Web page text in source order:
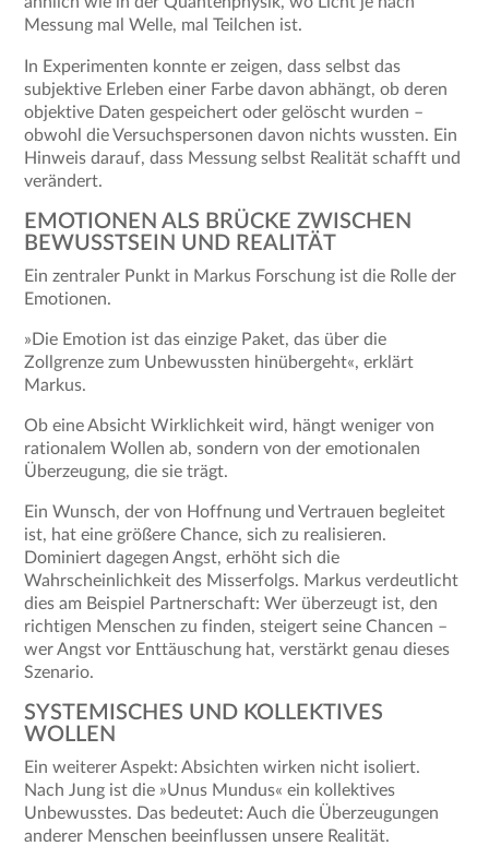
Messung mal Welle, mal Teilchen ist.
In Experimenten konnte er zeigen, dass selbst das
subjektive Erleben einer Farbe davon abhängt, ob deren
objektive Daten gespeichert oder gelöscht wurden –
obwohl die Versuchspersonen davon nichts wussten. Ein
Hinweis darauf, dass Messung selbst Realität schafft und
verändert.
EMOTIONEN ALS BRÜCKE ZWISCHEN
BEWUSSTSEIN UND REALITÄT
Ein zentraler Punkt in Markus Forschung ist die Rolle der
Emotionen.
»Die Emotion ist das einzige Paket, das über die
Zollgrenze zum Unbewussten hinübergeht«, erklärt
Markus.
Ob eine Absicht Wirklichkeit wird, hängt weniger von
rationalem Wollen ab, sondern von der emotionalen
Überzeugung, die sie trägt.
Ein Wunsch, der von Hoffnung und Vertrauen begleitet
ist, hat eine größere Chance, sich zu realisieren.
Dominiert dagegen Angst, erhöht sich die
Wahrscheinlichkeit des Misserfolgs. Markus verdeutlicht
dies am Beispiel Partnerschaft: Wer überzeugt ist, den
richtigen Menschen zu finden, steigert seine Chancen –
wer Angst vor Enttäuschung hat, verstärkt genau dieses
Szenario.
SYSTEMISCHES UND KOLLEKTIVES
WOLLEN
Ein weiterer Aspekt: Absichten wirken nicht isoliert.
Nach Jung ist die »Unus Mundus« ein kollektives
Unbewusstes. Das bedeutet: Auch die Überzeugungen
anderer Menschen beeinflussen unsere Realität.